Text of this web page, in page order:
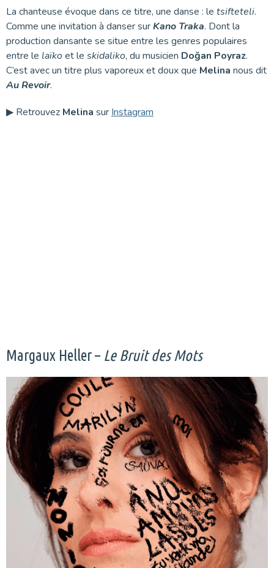
La chanteuse évoque dans ce titre, une danse : le tsifteteli.
Comme une invitation à danser surKano Traka. Dont la
production dansante se situe entre les genres populaires
entre le laïkoet le skidaliko, du musicien Doğan Poyraz.
C’est avec un titre plus vaporeux et doux que Melina nous dit
Au Revoir.
▶ Retrouvez Melina sur Instagram
Margaux Heller – Le Bruit des Mots